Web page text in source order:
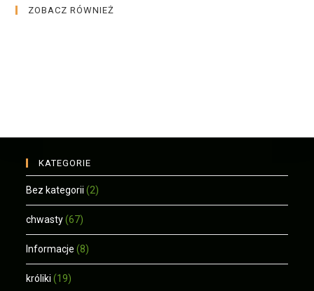
ZOBACZ RÓWNIEŻ
KATEGORIE
Bez kategorii (2)
chwasty (67)
Informacje (8)
króliki (19)